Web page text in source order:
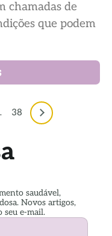
chamadas de
que podem
38
saudável,
Novos artigos,
seu e-mail.